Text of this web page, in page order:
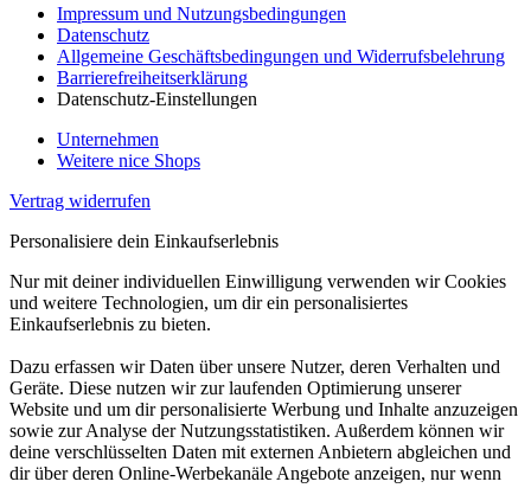
Impressum und Nutzungsbedingungen
Datenschutz
Allgemeine Geschäftsbedingungen und Widerrufsbelehrung
Barrierefreiheitserklärung
Datenschutz-Einstellungen
Unternehmen
Weitere nice Shops
Vertrag widerrufen
Personalisiere dein Einkaufserlebnis
Nur mit deiner individuellen Einwilligung verwenden wir Cookies
und weitere Technologien, um dir ein personalisiertes
Einkaufserlebnis zu bieten.
Dazu erfassen wir Daten über unsere Nutzer, deren Verhalten und
Geräte. Diese nutzen wir zur laufenden Optimierung unserer
Website und um dir personalisierte Werbung und Inhalte anzuzeigen
sowie zur Analyse der Nutzungsstatistiken. Außerdem können wir
deine verschlüsselten Daten mit externen Anbietern abgleichen und
dir über deren Online-Werbekanäle Angebote anzeigen, nur wenn